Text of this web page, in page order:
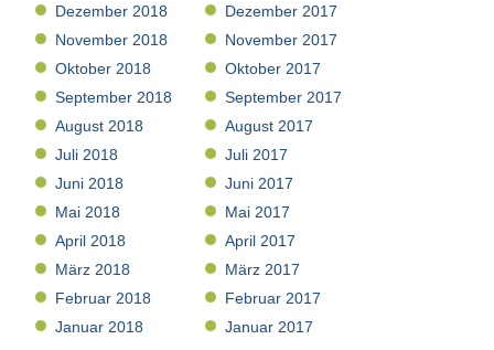
Dezember 2018
November 2018
Oktober 2018
September 2018
August 2018
Juli 2018
Juni 2018
Mai 2018
April 2018
März 2018
Februar 2018
Januar 2018
Dezember 2017
November 2017
Oktober 2017
September 2017
August 2017
Juli 2017
Juni 2017
Mai 2017
April 2017
März 2017
Februar 2017
Januar 2017